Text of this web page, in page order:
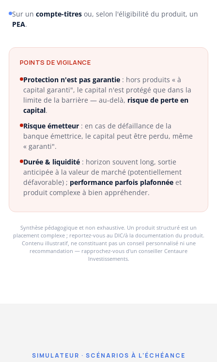
Sur un compte-titresou, selon l'éligibilité du produit, un
PEA.
POINTS DE VIGILANCE
Protection n'est pas garantie: hors produits « à
capital garanti", le capital n'est protégé que dans la
limite de la barrière — au-delà, risque de perte en
capital.
Risque émetteur: en cas de défaillance de la
banque émettrice, le capital peut être perdu, même
« garanti".
Durée & liquidité: horizon souvent long, sortie
anticipée à la valeur de marché (potentiellement
défavorable) ; performance parfois plafonnéeet
produit complexe à bien appréhender.
Synthèse pédagogique et non exhaustive. Un produit structuré est un
placement complexe ; reportez-vous au DIC/à la documentation du produit.
Contenu illustratif, ne constituant pas un conseil personnalisé ni une
recommandation — rapprochez-vous d'un conseiller Centaure
Investissements.
SIMULATEUR · SCÉNARIOS À L'ÉCHÉANCE